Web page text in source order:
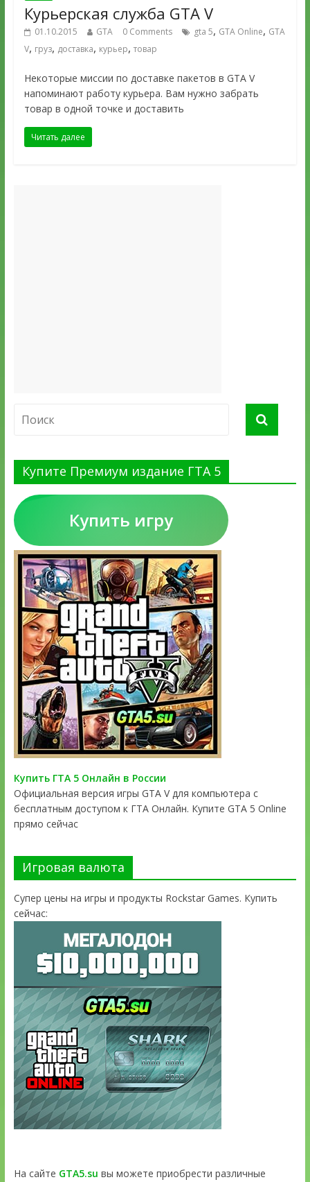
Курьерская служба GTA V
01.10.2015 GTA 0 Comments gta 5, GTA Online, GTA
V, груз, доставка, курьер, товар
Некоторые миссии по доставке пакетов в GTA V
напоминают работу курьера. Вам нужно забрать
товар в одной точке и доставить
Читать далее
Купите Премиум издание ГТА 5
Купить игру
Купить ГТА 5 Онлайн в России
Официальная версия игры GTA V для компьютера с
бесплатным доступом к ГТА Онлайн. Купите GTA 5 Online
прямо сейчас
Игровая валюта
Супер цены на игры и продукты Rockstar Games. Купить
сейчас:
На сайте GTA5.su вы можете приобрести различные